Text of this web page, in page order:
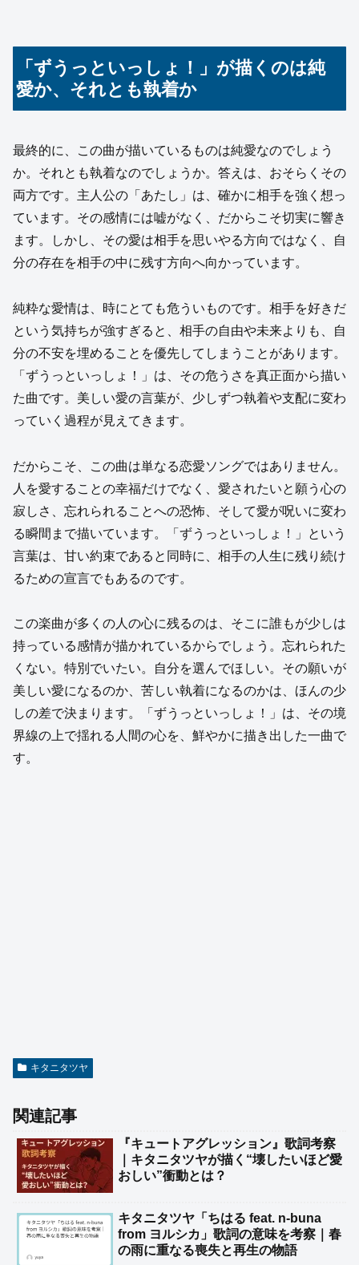
「ずうっといっしょ！」が描くのは純
愛か、それとも執着か
最終的に、この曲が描いているものは純愛なのでしょう
か。それとも執着なのでしょうか。答えは、おそらくその
両方です。主人公の「あたし」は、確かに相手を強く想っ
ています。その感情には嘘がなく、だからこそ切実に響き
ます。しかし、その愛は相手を思いやる方向ではなく、自
分の存在を相手の中に残す方向へ向かっています。
純粋な愛情は、時にとても危ういものです。相手を好きだ
という気持ちが強すぎると、相手の自由や未来よりも、自
分の不安を埋めることを優先してしまうことがあります。
「ずうっといっしょ！」は、その危うさを真正面から描い
た曲です。美しい愛の言葉が、少しずつ執着や支配に変わ
っていく過程が見えてきます。
だからこそ、この曲は単なる恋愛ソングではありません。
人を愛することの幸福だけでなく、愛されたいと願う心の
寂しさ、忘れられることへの恐怖、そして愛が呪いに変わ
る瞬間まで描いています。「ずうっといっしょ！」という
言葉は、甘い約束であると同時に、相手の人生に残り続け
るための宣言でもあるのです。
この楽曲が多くの人の心に残るのは、そこに誰もが少しは
持っている感情が描かれているからでしょう。忘れられた
くない。特別でいたい。自分を選んでほしい。その願いが
美しい愛になるのか、苦しい執着になるのかは、ほんの少
しの差で決まります。「ずうっといっしょ！」は、その境
界線の上で揺れる人間の心を、鮮やかに描き出した一曲で
す。
キタニタツヤ
関連記事
『キュートアグレッション』歌詞考察
｜キタニタツヤが描く“壊したいほど愛
おしい”衝動とは？
キタニタツヤ「ちはる feat. n-buna
from ヨルシカ」歌詞の意味を考察｜春
の雨に重なる喪失と再生の物語